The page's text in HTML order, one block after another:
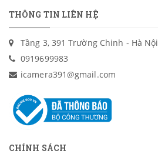
THÔNG TIN LIÊN HỆ
Tầng 3, 391 Trường Chinh - Hà Nội
0919699983
icamera391@gmail.com
CHÍNH SÁCH